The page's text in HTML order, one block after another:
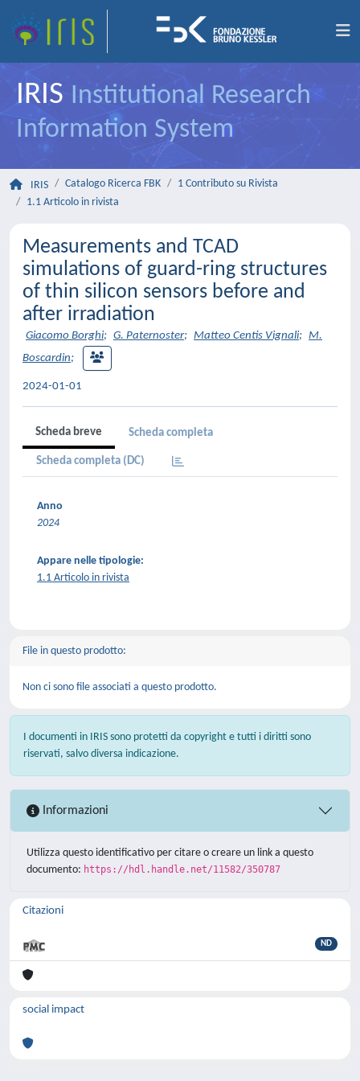
IRIS Institutional Research
Information System
IRIS Catalogo Ricerca FBK
1 Contributo su Rivista
1.1 Articolo in rivista
Measurements and TCAD
simulations of guard-ring structures
of thin silicon sensors before and
after irradiation
Giacomo Borghi; G. Paternoster; Matteo Centis Vignali; M.
Boscardin;
2024-01-01
Scheda breve Scheda completa
Scheda completa (DC)
Anno
2024
Appare nelle tipologie:
1.1 Articolo in rivista
File in questo prodotto:
Non ci sono file associati a questo prodotto.
I documenti in IRIS sono protetti da copyright e tutti i diritti sono
riservati, salvo diversa indicazione.
Informazioni
Utilizza questo identificativo per citare o creare un link a questo
documento: https://hdl.handle.net/11582/350787
Citazioni
ND
social impact